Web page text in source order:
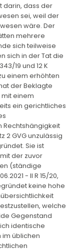
darin, dass der
sei, weil der
wäre. Der
mehrere
sich teilweise
sich in der Tat die
19 und 12 K
einem erhöhten
der Beklagte
einem
ein gerichtliches
Rechtshängigkeit
2 GVG unzulässig
Sie ist
der zuvor
(ständige
- II R 15/20,
keine hohe
welche
Gegenstand
identische
üblichen